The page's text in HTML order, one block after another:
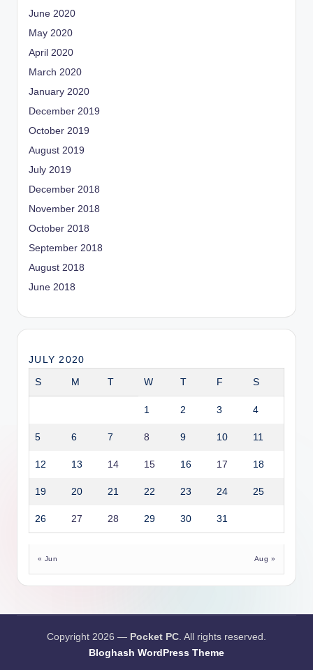
June 2020
May 2020
April 2020
March 2020
January 2020
December 2019
October 2019
August 2019
July 2019
December 2018
November 2018
October 2018
September 2018
August 2018
June 2018
JULY 2020
S M T W T F S
1 2 3 4
5 6 7 8 9 10 11
12 13 14 15 16 17 18
19 20 21 22 23 24 25
26 27 28 29 30 31
« Jun Aug »
Copyright 2026 — Pocket PC. All rights reserved.
Bloghash WordPress Theme